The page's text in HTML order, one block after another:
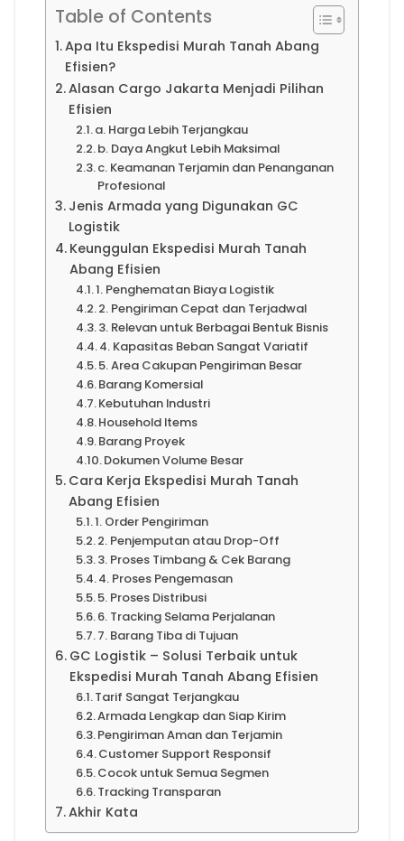
Table of Contents
Apa Itu Ekspedisi Murah Tanah Abang
Efisien?
Alasan Cargo Jakarta Menjadi Pilihan
Efisien
a. Harga Lebih Terjangkau
b. Daya Angkut Lebih Maksimal
c. Keamanan Terjamin dan Penanganan
Profesional
Jenis Armada yang Digunakan GC
Logistik
Keunggulan Ekspedisi Murah Tanah
Abang Efisien
1. Penghematan Biaya Logistik
2. Pengiriman Cepat dan Terjadwal
3. Relevan untuk Berbagai Bentuk Bisnis
4. Kapasitas Beban Sangat Variatif
5. Area Cakupan Pengiriman Besar
Barang Komersial
Kebutuhan Industri
Household Items
Barang Proyek
Dokumen Volume Besar
Cara Kerja Ekspedisi Murah Tanah
Abang Efisien
1. Order Pengiriman
2. Penjemputan atau Drop-Off
3. Proses Timbang & Cek Barang
4. Proses Pengemasan
5. Proses Distribusi
6. Tracking Selama Perjalanan
7. Barang Tiba di Tujuan
GC Logistik – Solusi Terbaik untuk
Ekspedisi Murah Tanah Abang Efisien
Tarif Sangat Terjangkau
Armada Lengkap dan Siap Kirim
Pengiriman Aman dan Terjamin
Customer Support Responsif
Cocok untuk Semua Segmen
Tracking Transparan
Akhir Kata